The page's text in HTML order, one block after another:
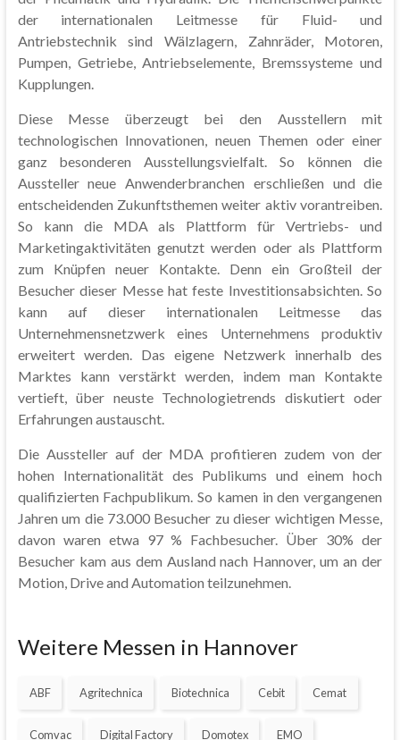
der internationalen Leitmesse für Fluid- und
Antriebstechnik sind Wälzlagern, Zahnräder, Motoren,
Pumpen, Getriebe, Antriebselemente, Bremssysteme und
Kupplungen.
Diese Messe überzeugt bei den Ausstellern mit
technologischen Innovationen, neuen Themen oder einer
ganz besonderen Ausstellungsvielfalt. So können die
Aussteller neue Anwenderbranchen erschließen und die
entscheidenden Zukunftsthemen weiter aktiv vorantreiben.
So kann die MDA als Plattform für Vertriebs- und
Marketingaktivitäten genutzt werden oder als Plattform
zum Knüpfen neuer Kontakte. Denn ein Großteil der
Besucher dieser Messe hat feste Investitionsabsichten. So
kann auf dieser internationalen Leitmesse das
Unternehmensnetzwerk eines Unternehmens produktiv
erweitert werden. Das eigene Netzwerk innerhalb des
Marktes kann verstärkt werden, indem man Kontakte
vertieft, über neuste Technologietrends diskutiert oder
Erfahrungen austauscht.
Die Aussteller auf der MDA profitieren zudem von der
hohen Internationalität des Publikums und einem hoch
qualifizierten Fachpublikum. So kamen in den vergangenen
Jahren um die 73.000 Besucher zu dieser wichtigen Messe,
davon waren etwa 97 % Fachbesucher. Über 30% der
Besucher kam aus dem Ausland nach Hannover, um an der
Motion, Drive and Automation teilzunehmen.
Weitere Messen in Hannover
ABF Agritechnica Biotechnica Cebit Cemat
Comvac Digital Factory Domotex EMO